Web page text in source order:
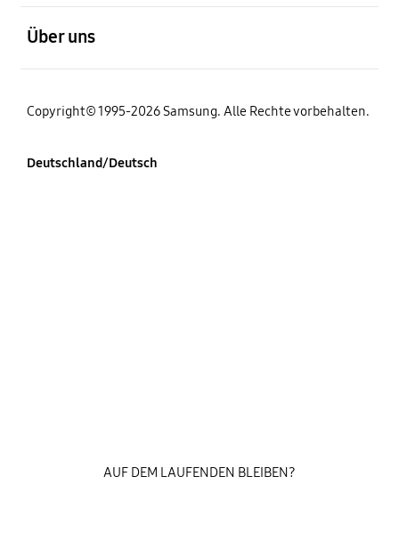
Über uns
Copyright© 1995-2026 Samsung. Alle Rechte vorbehalten.
Deutschland/Deutsch
AUF DEM LAUFENDEN BLEIBEN?